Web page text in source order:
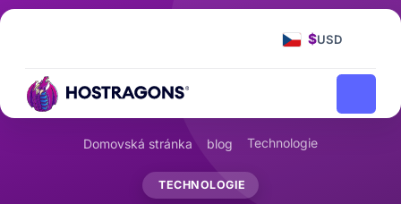
$USD
Domovská stránka blog Technologie
TECHNOLOGIE